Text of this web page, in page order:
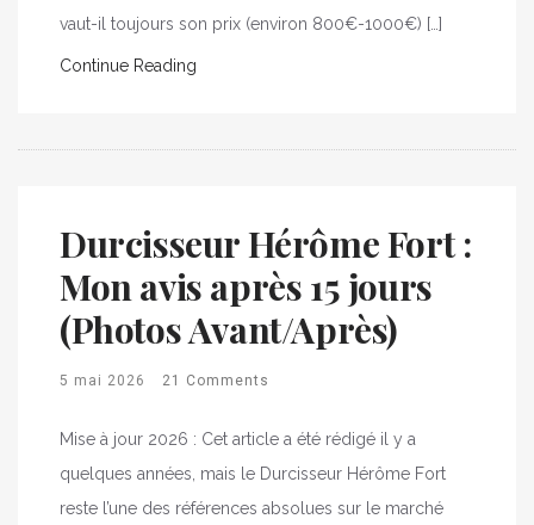
vaut-il toujours son prix (environ 800€-1000€) […]
Continue Reading
Durcisseur Hérôme Fort :
Mon avis après 15 jours
(Photos Avant/Après)
5 mai 2026 21 Comments
Mise à jour 2026 : Cet article a été rédigé il y a
quelques années, mais le Durcisseur Hérôme Fort
reste l’une des références absolues sur le marché